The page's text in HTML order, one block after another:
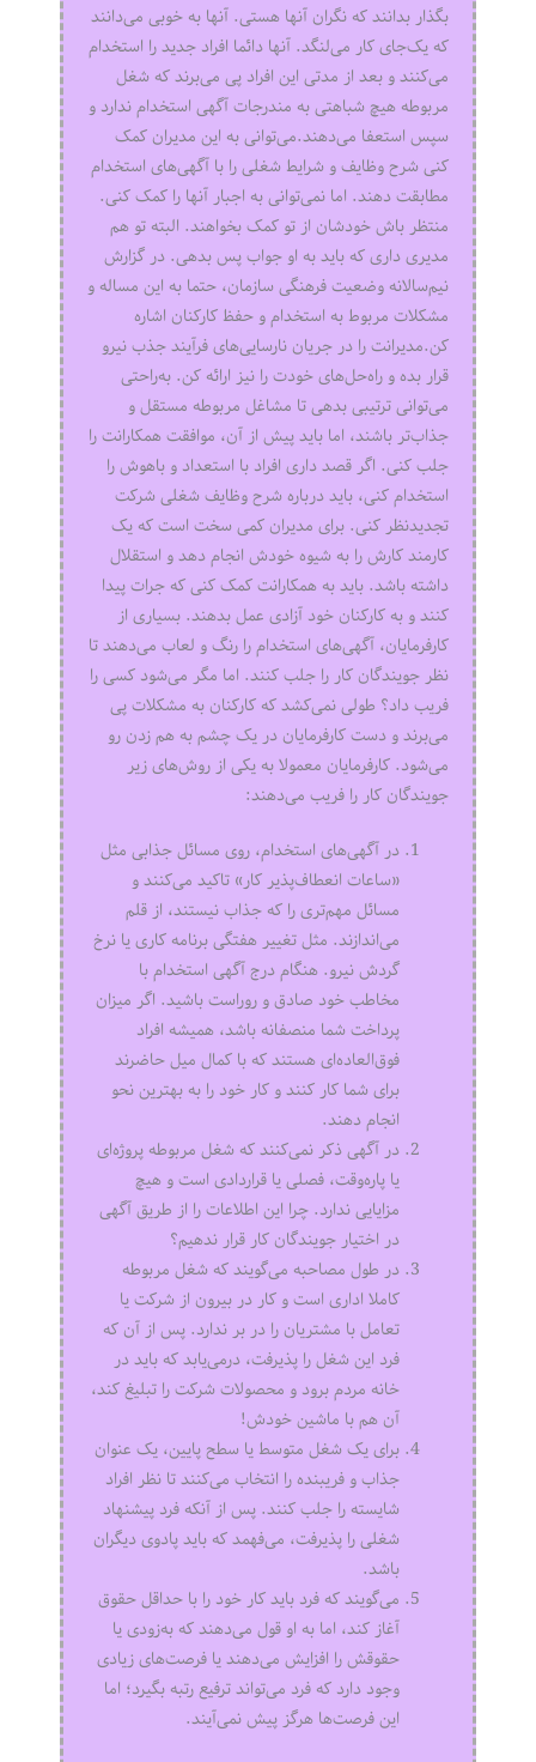
بگذار بدانند که نگران آنها هستی. آنها به خوبی می‌دانند
که یک‌جای کار می‌لنگد. آنها دائما افراد جدید را استخدام
می‌کنند و بعد از مدتی این افراد پی می‌برند که شغل
مربوطه هیچ شباهتی به مندرجات آگهی استخدام ندارد و
سپس استعفا می‌دهند.می‌توانی به این مدیران کمک
کنی شرح وظایف و شرایط شغلی را با آگهی‌های استخدام
مطابقت دهند. اما نمی‌توانی به اجبار آنها را کمک کنی.
منتظر باش خودشان از تو کمک بخواهند. البته تو هم
مدیری داری که باید به او جواب پس بدهی. در گزارش
نیم‌سالانه وضعیت فرهنگی سازمان، حتما به این مساله و
مشکلات مربوط به استخدام و حفظ کارکنان اشاره
کن.مدیرانت را در جریان نارسایی‌های فرآیند جذب نیرو
قرار بده و راه‌حل‌های خودت را نیز ارائه کن. به‌راحتی
می‌توانی ترتیبی بدهی تا مشاغل مربوطه مستقل و
جذاب‌تر باشند، اما باید پیش از آن، موافقت همکارانت را
جلب کنی. اگر قصد داری افراد با استعداد و باهوش را
استخدام کنی، باید درباره شرح وظایف شغلی شرکت
تجدیدنظر کنی. برای مدیران کمی سخت است که یک
کارمند کارش را به شیوه خودش انجام دهد و استقلال
داشته باشد. باید به همکارانت کمک کنی که جرات پیدا
کنند و به کارکنان خود آزادی عمل بدهند. بسیاری از
کارفرمایان، آگهی‌های استخدام را رنگ و لعاب می‌دهند تا
نظر جویندگان کار را جلب کنند. اما مگر می‌شود کسی را
فریب داد؟ طولی نمی‌کشد که کارکنان به مشکلات پی
می‌برند و دست کارفرمایان در یک چشم به هم زدن رو
می‌شود. کارفرمایان معمولا به یکی از روش‌های زیر
جویندگان کار را فریب می‌دهند:
در آگهی‌های استخدام، روی مسائل جذابی مثل
«ساعات انعطاف‌پذیر کار» تاکید می‌کنند و
مسائل مهم‌تری را که جذاب نیستند، از قلم
می‌اندازند. مثل تغییر هفتگی برنامه کاری یا نرخ
گردش نیرو. هنگام درج آگهی استخدام با
مخاطب خود صادق و روراست باشید. اگر میزان
پرداخت شما منصفانه باشد، همیشه افراد
فوق‌العاده‌ای هستند که با کمال میل حاضرند
برای شما کار کنند و کار خود را به بهترین نحو
انجام دهند.
در آگهی ذکر نمی‌کنند که شغل مربوطه پروژه‌ای
یا پاره‌وقت، فصلی یا قراردادی است و هیچ
مزایایی ندارد. چرا این اطلاعات را از طریق آگهی
در اختیار جویندگان کار قرار ندهیم؟
در طول مصاحبه می‌گویند که شغل مربوطه
کاملا اداری است و کار در بیرون از شرکت یا
تعامل با مشتریان را در بر ندارد. پس از آن که
فرد این شغل را پذیرفت، درمی‌یابد که باید در
خانه مردم برود و محصولات شرکت را تبلیغ کند،
آن هم با ماشین خودش!
برای یک شغل متوسط یا سطح پایین، یک عنوان
جذاب و فریبنده را انتخاب می‌کنند تا نظر افراد
شایسته را جلب کنند. پس از آنکه فرد پیشنهاد
شغلی را پذیرفت، می‌فهمد که باید پادوی دیگران
باشد.
می‌گویند که فرد باید کار خود را با حداقل حقوق
آغاز کند، اما به او قول می‌دهند که به‌زودی یا
حقوقش را افزایش می‌دهند یا فرصت‌های زیادی
وجود دارد که فرد می‌تواند ترفیع رتبه بگیرد؛ اما
این فرصت‌ها هرگز پیش نمی‌آیند.